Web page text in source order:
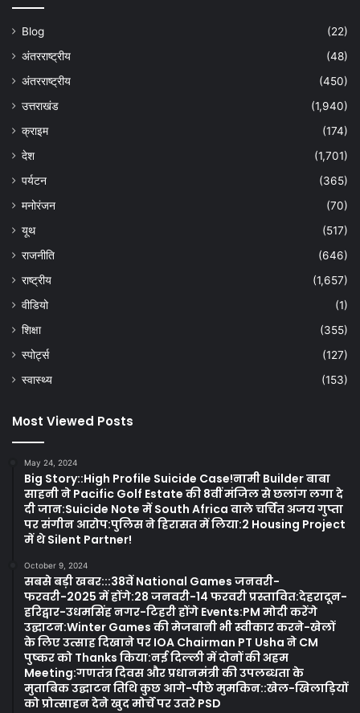
Blog
(22)
अंतरराष्ट्रीय
(48)
अंतरराष्ट्रीय
(450)
उत्तराखंड
(1,940)
क्राइम
(174)
देश
(1,701)
पर्यटन
(365)
मनोरंजन
(70)
यूथ
(517)
राजनीति
(646)
राष्ट्रीय
(1,657)
वीडियो
(1)
शिक्षा
(355)
स्पोर्ट्स
(127)
स्वास्थ्य
(153)
Most Viewed Posts
May 24, 2024
Big Story::High Profile Suicide Case!नामी Builder बाबा
साहनी ने Pacific Golf Estate की 8वीं मंजिल से छलांग लगा दे
दी जान:Suicide Note में South Africa वाले चर्चित अजय गुप्ता
पर संगीन आरोप:पुलिस ने हिरासत में लिया:2 Housing Project
में थे Silent Partner!
October 9, 2024
सबसे बड़ी खबर:::38वें National Games जनवरी-
फरवरी-2025 में होंगे:28 जनवरी-14 फरवरी प्रस्तावित:देहरादून-
हरिद्वार-उधमसिंह नगर-टिहरी होंगे Events:PM मोदी करेंगे
उद्घाटन:Winter Games की मेजबानी भी स्वीकार करने-खेलों
के लिए उत्साह दिखाने पर IOA Chairman PT Usha ने CM
पुष्कर को Thanks किया:नई दिल्ली में दोनों की अहम
Meeting:गणतंत्र दिवस और प्रधानमंत्री की उपलब्धता के
मुताबिक उद्घाटन तिथि कुछ आगे-पीछे मुमकिन::खेल-खिलाड़ियों
को प्रोत्साहन देने खुद मोर्चे पर उतरे PSD